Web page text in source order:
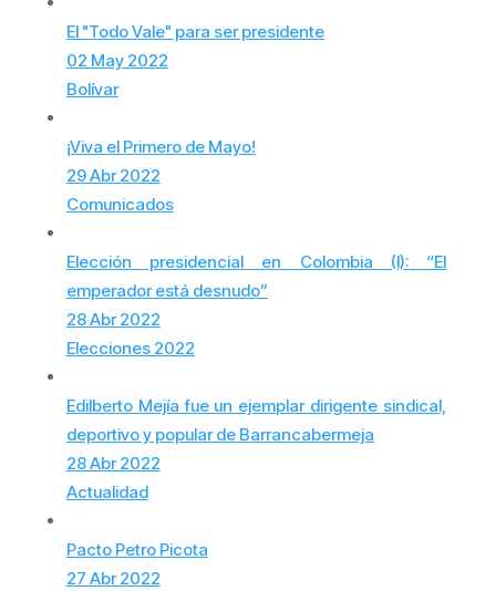
El "Todo Vale" para ser presidente
02 May 2022
Bolívar
¡Viva el Primero de Mayo!
29 Abr 2022
Comunicados
Elección presidencial en Colombia (I): “El
emperador está desnudo”
28 Abr 2022
Elecciones 2022
Edilberto Mejía fue un ejemplar dirigente sindical,
deportivo y popular de Barrancabermeja
28 Abr 2022
Actualidad
Pacto Petro Picota
27 Abr 2022